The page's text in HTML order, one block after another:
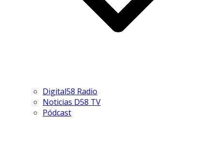
Digital58 Radio
Noticias D58 TV
Pódcast